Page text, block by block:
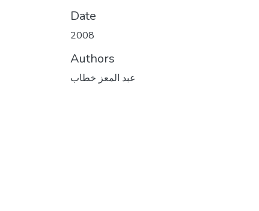
Date
2008
Authors
عبد المعز خطاب